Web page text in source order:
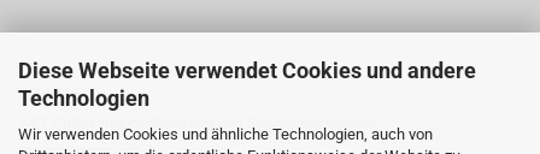
Diese Webseite verwendet Cookies und andere
Technologien
Wir verwenden Cookies und ähnliche Technologien, auch von
SERVICE